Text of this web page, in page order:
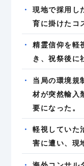
現地で採用し
育に掛けたコ
精霊信仰を軽
き、祝祭後に
当局の環境規
材が突然輸入
要になった。
軽視していた
害に遭い、現